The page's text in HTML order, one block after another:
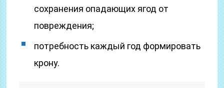
сохранения опадающих ягод от
повреждения;
потребность каждый год формировать
крону.